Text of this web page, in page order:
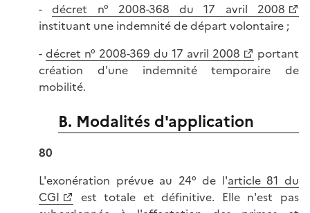
-décret n° 2008-368 du 17 avril 2008
instituant une indemnité de départ volontaire ;
- décret n° 2008-369 du 17 avril 2008
portant
création d'une indemnité temporaire de
mobilité.
B. Modalités d'application
80
L'exonération prévue au 24° de l'article 81 du
CGI
est totale et définitive. Elle n'est pas